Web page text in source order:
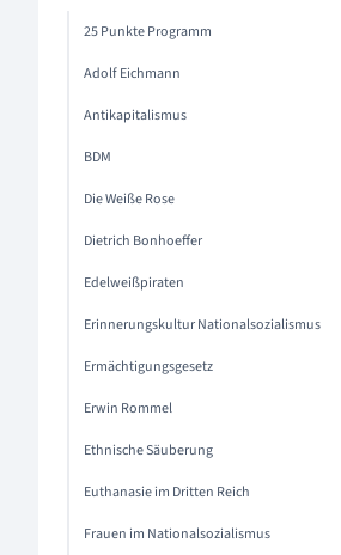
25 Punkte Programm
Adolf Eichmann
Antikapitalismus
BDM
Die Weiße Rose
Dietrich Bonhoeffer
Edelweißpiraten
Erinnerungskultur Nationalsozialismus
Ermächtigungsgesetz
Erwin Rommel
Ethnische Säuberung
Euthanasie im Dritten Reich
Frauen im Nationalsozialismus